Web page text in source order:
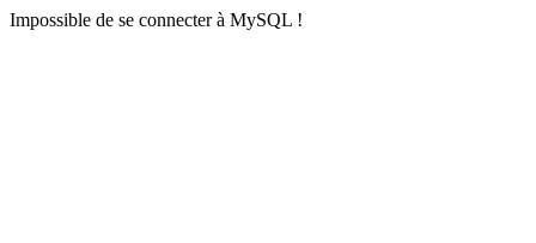
Impossible de se connecter à MySQL !